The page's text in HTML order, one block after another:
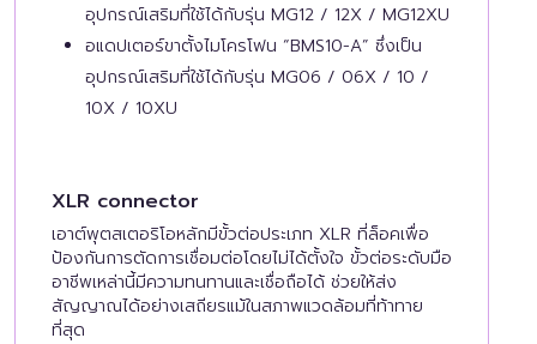
อุปกรณ์เสริมที่ใช้ได้กับรุ่น MG12 / 12X / MG12XU
อแดปเตอร์ขาตั้งไมโครโฟน “BMS10-A” ซึ่งเป็น
อุปกรณ์เสริมที่ใช้ได้กับรุ่น MG06 / 06X / 10 /
10X / 10XU
XLR connector
เอาต์พุตสเตอริโอหลักมีขั้วต่อประเภท XLR ที่ล็อคเพื่อ
ป้องกันการตัดการเชื่อมต่อโดยไม่ได้ตั้งใจ ขั้วต่อระดับมือ
อาชีพเหล่านี้มีความทนทานและเชื่อถือได้ ช่วยให้ส่ง
สัญญาณได้อย่างเสถียรแม้ในสภาพแวดล้อมที่ท้าทาย
ที่สุด